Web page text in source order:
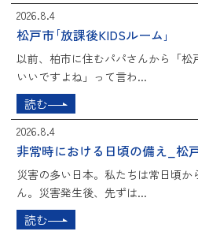
2026.8.4
松戸市｢放課後KIDSルーム｣
以前、柏市に住むパパさんから「松
いいですよね」って言わ...
読む
2026.8.4
非常時における日頃の備え_松
災害の多い日本。私たちは常日頃
ん。災害発生後、先ずは...
読む